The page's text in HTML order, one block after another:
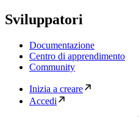
Sviluppatori
Documentazione
Centro di apprendimento
Community
Inizia a creare
Accedi